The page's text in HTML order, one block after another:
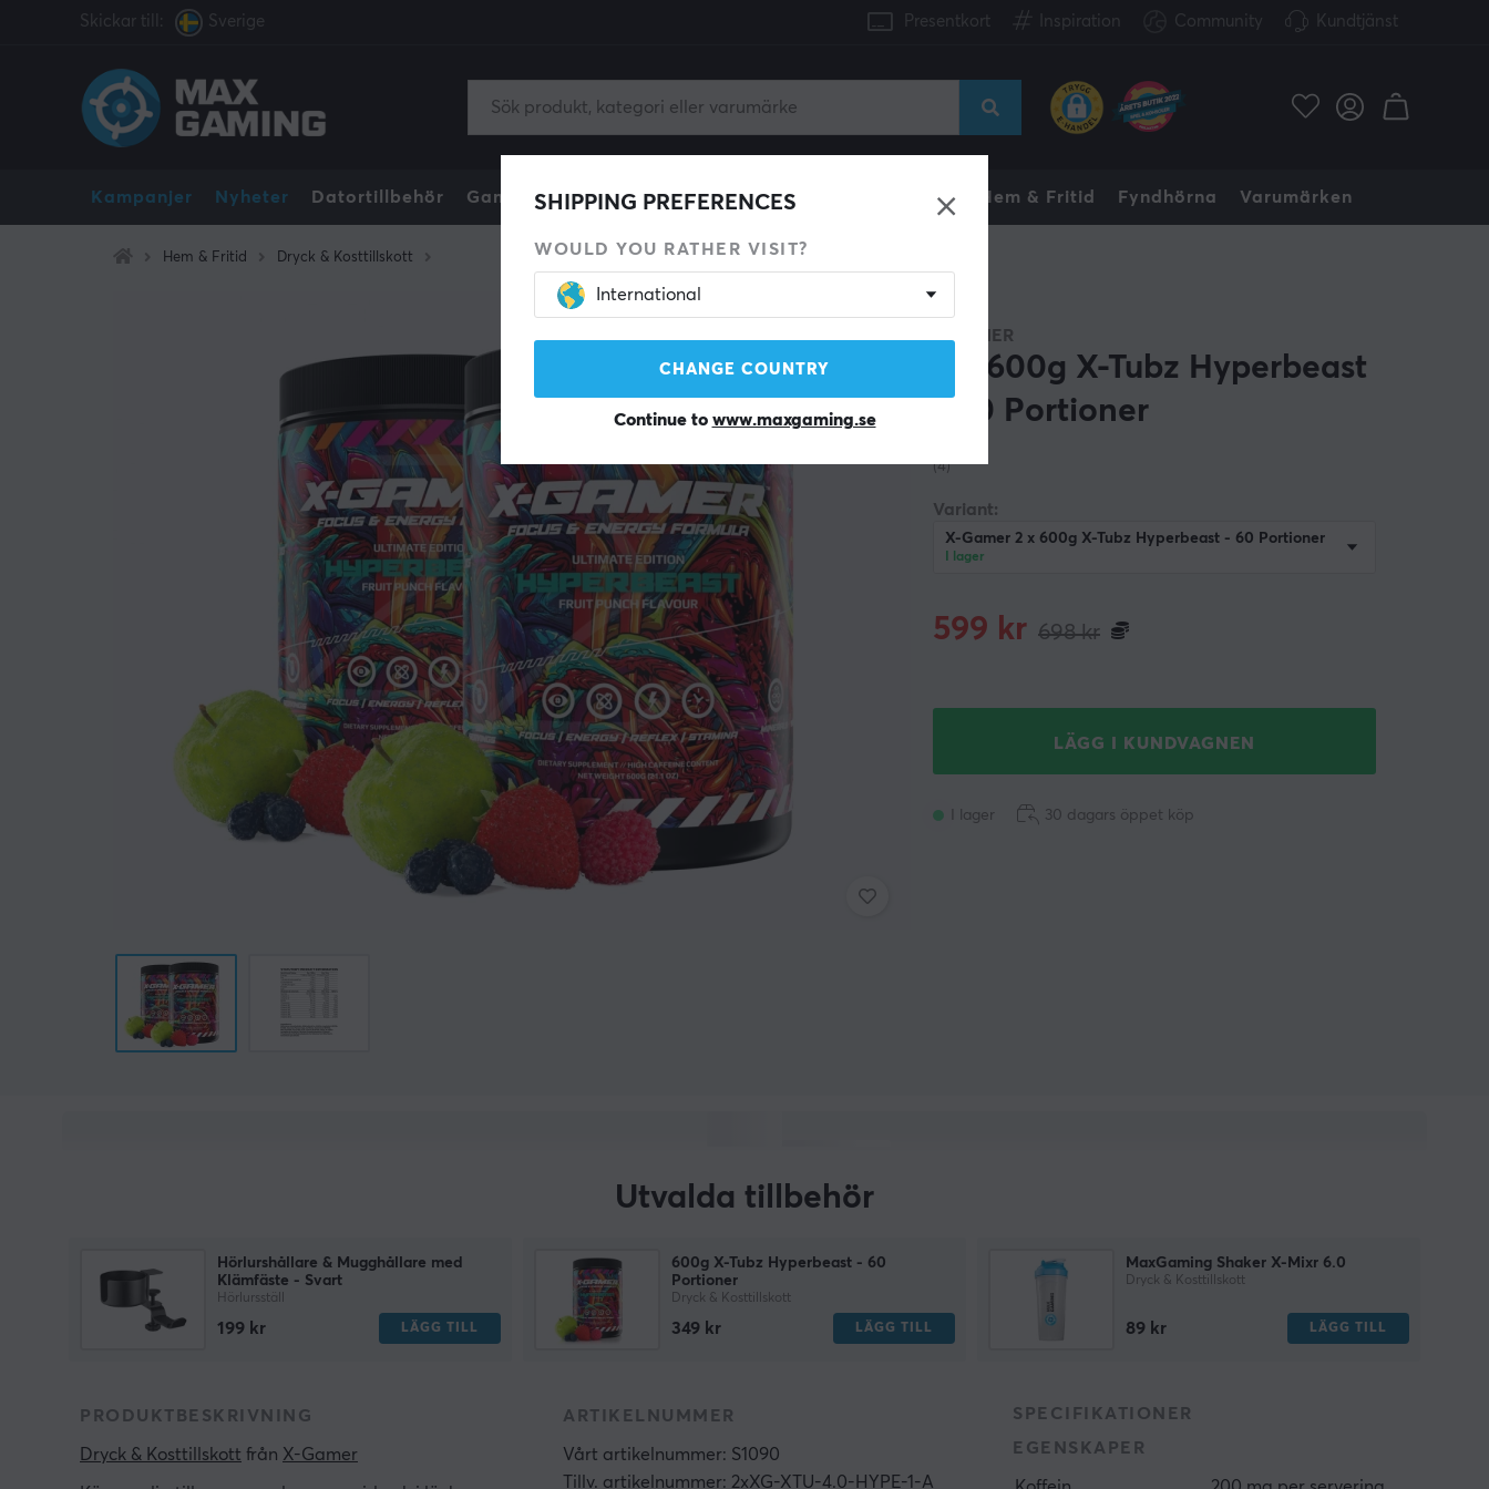
Skickar till: Sverige Presentkort Inspiration Community Kundtjänst
Kampanjer Nyheter Datortillbehör Gamingdator Konsol Gamingstol Mobiltillbehör Hem & Fritid Fyndhörna Varumärken
SHIPPING PREFERENCES
WOULD YOU RATHER VISIT?
International
CHANGE COUNTRY
Continue to www.maxgaming.se
Hem & Fritid Dryck & Kosttillskott
X-GAMER
2 x 600g X-Tubz Hyperbeast
- 60 Portioner
(4)
Variant:
X-Gamer 2 x 600g X-Tubz Hyperbeast - 60 Portioner
I lager
698kr
599 kr
LÄGG I KUNDVAGNEN
I lager 30 dagars öppet köp
Utvalda tillbehör
Hörlurshållare & Mugghållare med
Klämfäste - Svart
Hörlursställ
199 kr LÄGG TILL
600g X-Tubz Hyperbeast - 60
Portioner
Dryck & Kosttillskott
349 kr LÄGG TILL
MaxGaming Shaker X-Mixr 6.0
Dryck & Kosttillskott
89 kr LÄGG TILL
PRODUKTBESKRIVNING
Dryck & Kosttillskott från X-Gamer
ARTIKELNUMMER
Vårt artikelnummer: S1090
Tillv. artikelnummer: 2xXG-XTU-4.0-HYPE-1-A
SPECIFIKATIONER
EGENSKAPER